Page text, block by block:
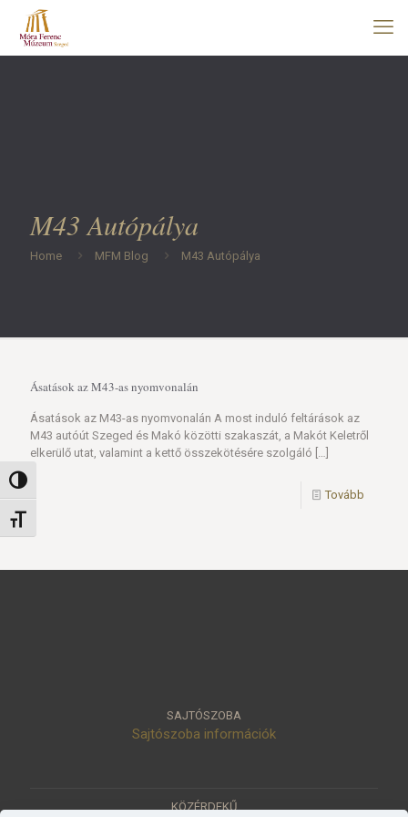
Nagy kontraszt váltása
Betűméret váltása
M43 Autópálya
Home MFM Blog M43 Autópálya
Ásatások az M43-as nyomvonalán
Ásatások az M43-as nyomvonalán A most induló feltárások az
M43 autóút Szeged és Makó közötti szakaszát, a Makót Keletről
elkerülő utat, valamint a kettő összekötésére szolgáló […]
Tovább
SAJTÓSZOBA
Sajtószoba információk
KÖZÉRDEKŰ